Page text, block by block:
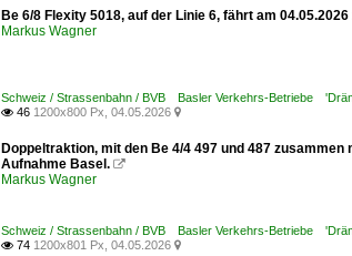
Be 6/8 Flexity 5018, auf der Linie 6, fährt am
Markus Wagner
Schweiz / Strassenbahn / BVB Basler Verkehrs-Betriebe
 46 1200x800 Px, 04.05.2026 
Doppeltraktion, mit den Be 4/4 497 und 487
Aufnahme Basel. 
Markus Wagner
Schweiz / Strassenbahn / BVB Basler Verkehrs-Betriebe
 74 1200x801 Px, 04.05.2026 